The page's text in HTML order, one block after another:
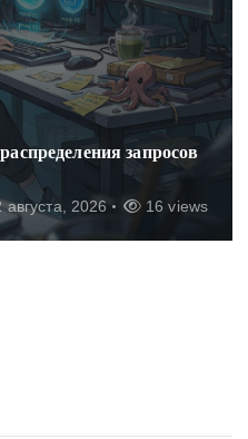
запросов
августа, 2026 16 views